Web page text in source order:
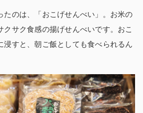
たのは、「おこげせんべい」。お米の
クサク食感の揚げせんべいです。おこ
浸すと、朝ご飯としても食べられるん